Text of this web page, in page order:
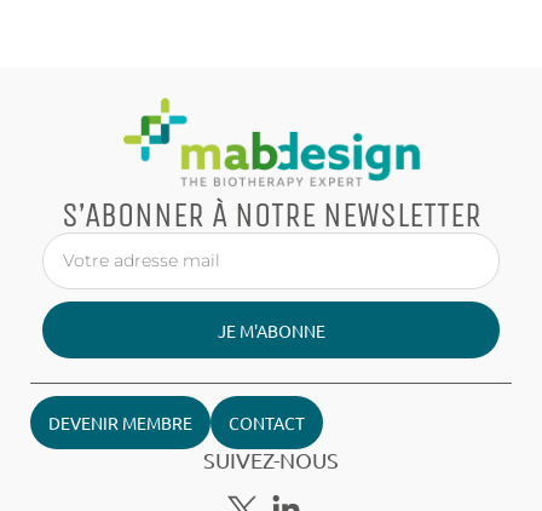
S’ABONNER À NOTRE NEWSLETTER
JE M'ABONNE
DEVENIR MEMBRE CONTACT
SUIVEZ-NOUS